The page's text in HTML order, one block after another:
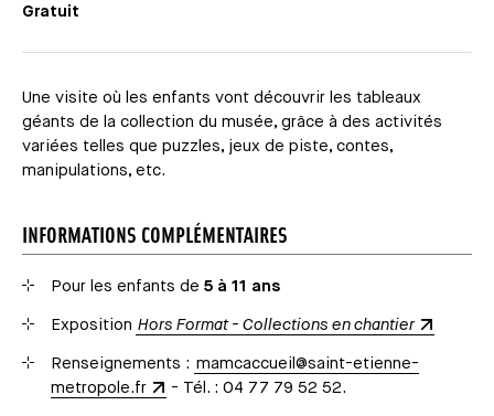
Gratuit
Une visite où les enfants vont découvrir les tableaux
géants de la collection du musée, grâce à des activités
variées telles que puzzles, jeux de piste, contes,
manipulations, etc.
INFORMATIONS COMPLÉMENTAIRES
Pour les enfants de 5 à 11 ans
Exposition Hors Format - Collections en chantier
Renseignements : mamcaccueil@saint-etienne-
metropole.fr
- Tél. : 04 77 79 52 52.